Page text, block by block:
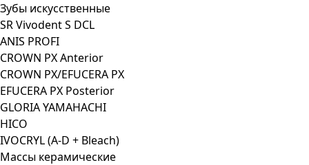
Зубы искусственные
SR Vivodent S DCL
ANIS PROFI
CROWN PX Anterior
CROWN PX/EFUCERA PX
EFUCERA PX Posterior
GLORIA YAMAHACHI
HICO
IVOCRYL (A-D + Bleach)
Массы керамические